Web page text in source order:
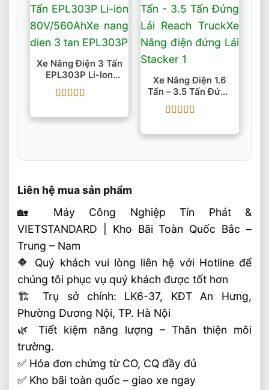
Xe Nâng Điện 3 Tấn
EPL303P Li-Ion
80V/560Ah
hạng55 sao
Xe Nâng Điện 1.6
Tấn – 3.5 Tấn Đứng
Lái Reach Truck
hạng55 sao
Liên hệ mua sản phẩm
🏡 Máy Công Nghiệp Tín Phát &
VIETSTANDARD | Kho Bãi Toàn Quốc Bắc –
Trung – Nam
🔶 Quý khách vui lòng liên hệ với Hotline để
chúng tôi phục vụ quý khách được tốt hơn
🏗 Trụ sở chính: LK6-37, KĐT An Hưng,
Phường Dương Nội, TP. Hà Nội
🌿 Tiết kiệm năng lượng – Thân thiện môi
trường.
✅ Hóa đơn chứng từ CO, CQ đầy đủ
✅ Kho bãi toàn quốc – giao xe ngay